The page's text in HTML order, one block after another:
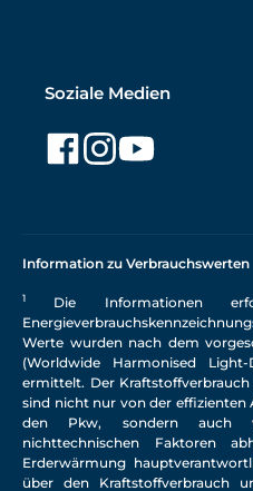
Soziale Medien
Information zu Verbrauchswerten
1
Die Informationen
Werte wurden nach dem
(Worldwide Harmonised
ermittelt. Der
sind nicht nur von der effizienten
den Pkw, sondern auch
nichttechnischen Faktoren
Erderwärmung
über den Kraftstoffverbrauch